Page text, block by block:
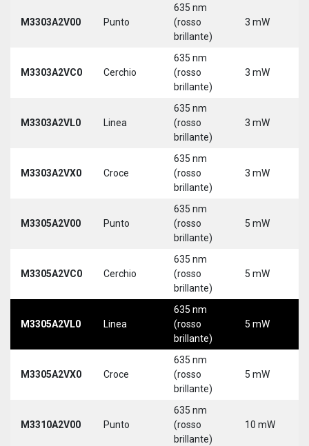
M3303A2V00 Punto
635 nm
(rosso
brillante)
3 mW
M3303A2VC0 Cerchio
635 nm
(rosso
brillante)
3 mW
M3303A2VL0 Linea
635 nm
(rosso
brillante)
3 mW
M3303A2VX0 Croce
635 nm
(rosso
brillante)
3 mW
M3305A2V00 Punto
635 nm
(rosso
brillante)
5 mW
M3305A2VC0 Cerchio
635 nm
(rosso
brillante)
5 mW
M3305A2VL0 Linea
635 nm
(rosso
brillante)
5 mW
M3305A2VX0 Croce
635 nm
(rosso
brillante)
5 mW
M3310A2V00 Punto
635 nm
(rosso
brillante)
10 mW